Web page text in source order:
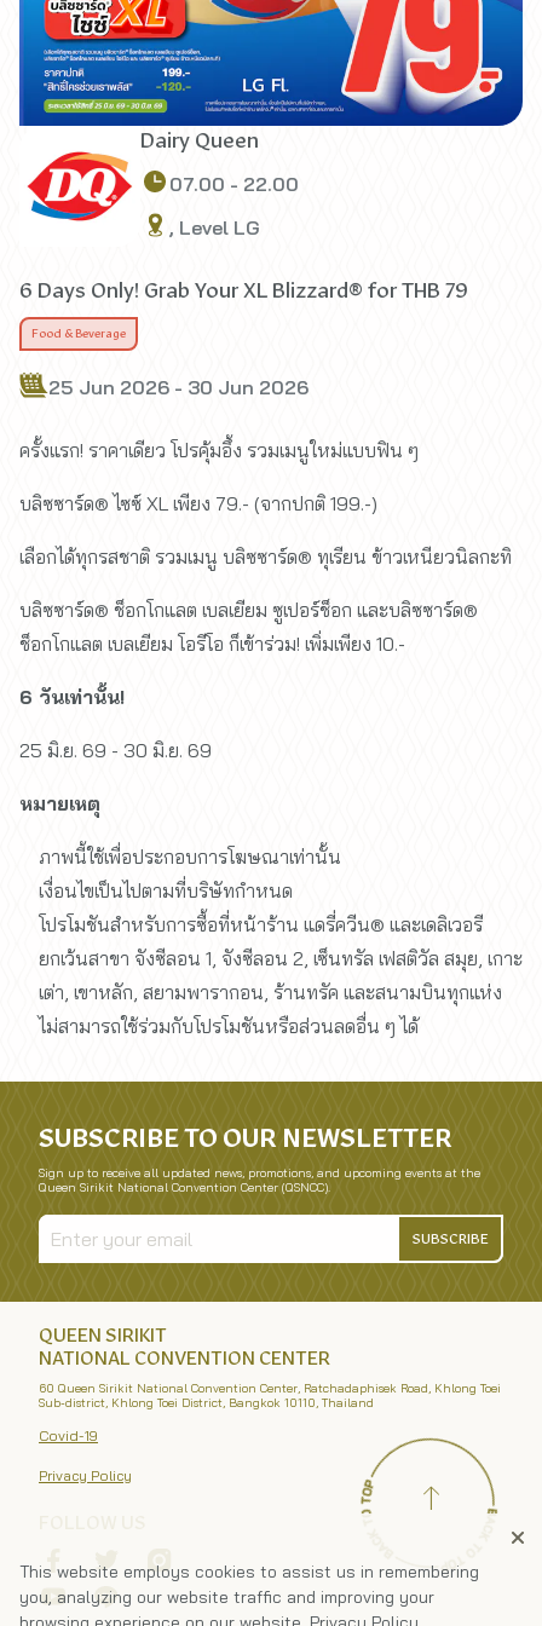
Dairy Queen
07.00 - 22.00
, Level LG
6 Days Only! Grab Your XL Blizzard® for THB 79
Food & Beverage
25 Jun 2026 - 30 Jun 2026
ครั้งแรก! ราคาเดียว โปรคุ้มอึ้ง รวมเมนูใหม่แบบฟิน ๆ
บลิซซาร์ด® ไซซ์ XL เพียง 79.- (จากปกติ 199.-)
เลือกได้ทุกรสชาติ รวมเมนู บลิซซาร์ด® ทุเรียน ข้าวเหนียวนิลกะทิ
บลิซซาร์ด® ช็อกโกแลต เบลเยียม ซูเปอร์ช็อก และบลิซซาร์ด®
ช็อกโกแลต เบลเยียม โอรีโอ ก็เข้าร่วม! เพิ่มเพียง 10.-
6 วันเท่านั้น!
25 มิ.ย. 69 - 30 มิ.ย. 69
หมายเหตุ
ภาพนี้ใช้เพื่อประกอบการโฆษณาเท่านั้น
เงื่อนไขเป็นไปตามที่บริษัทกำหนด
โปรโมชันสำหรับการซื้อที่หน้าร้าน แดรี่ควีน® และเดลิเวอรี
ยกเว้นสาขา จังซีลอน 1, จังซีลอน 2, เซ็นทรัล เฟสติวัล สมุย, เกาะ
เต่า, เขาหลัก, สยามพารากอน, ร้านทรัค และสนามบินทุกแห่ง
ไม่สามารถใช้ร่วมกับโปรโมชันหรือส่วนลดอื่น ๆ ได้
SUBSCRIBE TO OUR NEWSLETTER
Sign up to receive all updated news, promotions, and upcoming events at the
Queen Sirikit National Convention Center (QSNCC).
SUBSCRIBE
QUEEN SIRIKIT
NATIONAL CONVENTION CENTER
60 Queen Sirikit National Convention Center, Ratchadaphisek Road, Khlong Toei
Sub-district, Khlong Toei District, Bangkok 10110, Thailand
Covid-19
Privacy Policy
This website employs cookies to assist us in remembering
you, analyzing our website traffic and improving your